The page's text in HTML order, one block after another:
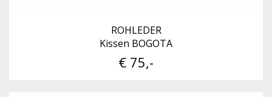
ROHLEDER
Kissen BOGOTA
€ 75,-